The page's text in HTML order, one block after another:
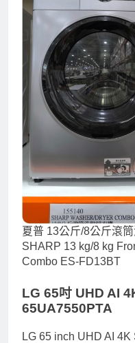
夏普 13公斤/8公斤滾
SHARP 13 kg/8 kg
Combo ES-FD13BT
LG 65吋 UHD AI
65UA7550PTA
LG 65 inch UHD AI